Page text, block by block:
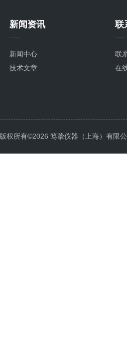
新闻资讯
新闻中心
技术文章
联
联
在
版权所有©2026 笃挚仪器（上海）有限